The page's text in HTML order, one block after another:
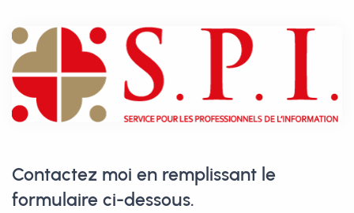
Contactez moi en remplissant le
formulaire ci-dessous.